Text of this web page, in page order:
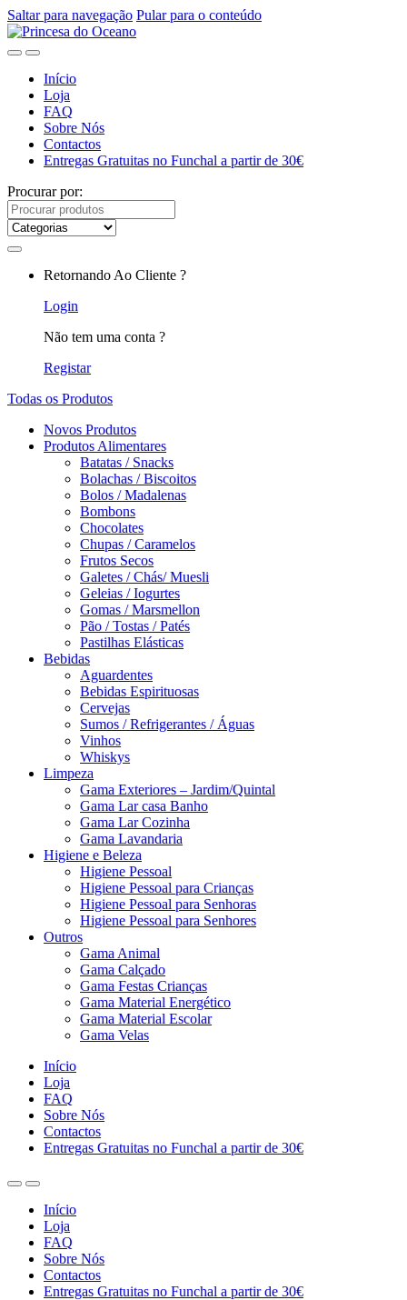
Saltar para navegação Pular para o conteúdo
Início
Loja
FAQ
Sobre Nós
Contactos
Entregas Gratuitas no Funchal a partir de 30€
Procurar por:
Retornando Ao Cliente ?
Login
Não tem uma conta ?
Registar
Todas os Produtos
Novos Produtos
Produtos Alimentares
Batatas / Snacks
Bolachas / Biscoitos
Bolos / Madalenas
Bombons
Chocolates
Chupas / Caramelos
Frutos Secos
Galetes / Chás/ Muesli
Geleias / Iogurtes
Gomas / Marsmellon
Pão / Tostas / Patés
Pastilhas Elásticas
Bebidas
Aguardentes
Bebidas Espirituosas
Cervejas
Sumos / Refrigerantes / Águas
Vinhos
Whiskys
Limpeza
Gama Exteriores – Jardim/Quintal
Gama Lar casa Banho
Gama Lar Cozinha
Gama Lavandaria
Higiene e Beleza
Higiene Pessoal
Higiene Pessoal para Crianças
Higiene Pessoal para Senhoras
Higiene Pessoal para Senhores
Outros
Gama Animal
Gama Calçado
Gama Festas Crianças
Gama Material Energético
Gama Material Escolar
Gama Velas
Início
Loja
FAQ
Sobre Nós
Contactos
Entregas Gratuitas no Funchal a partir de 30€
Início
Loja
FAQ
Sobre Nós
Contactos
Entregas Gratuitas no Funchal a partir de 30€